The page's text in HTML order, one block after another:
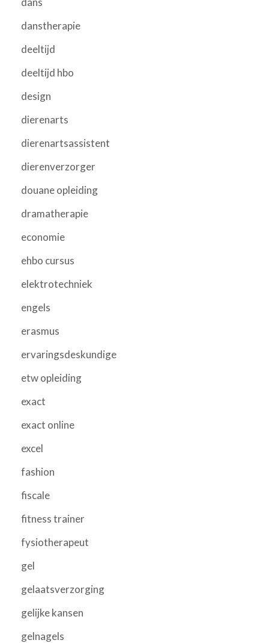
danstherapie
deeltijd
deeltijd hbo
design
dierenarts
dierenartsassistent
dierenverzorger
douane opleiding
dramatherapie
economie
ehbo cursus
elektrotechniek
engels
erasmus
ervaringsdeskundige
etw opleiding
exact
exact online
excel
fashion
fiscale
fitness trainer
fysiotherapeut
gel
gelaatsverzorging
gelijke kansen
gelnagels